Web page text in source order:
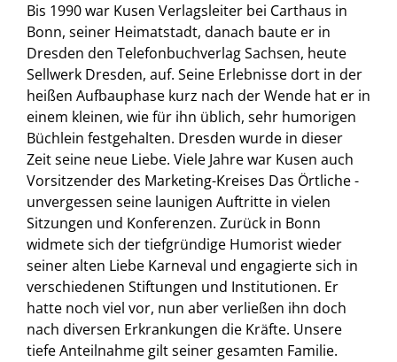
Bis 1990 war Kusen Verlagsleiter bei Carthaus in
Bonn, seiner Heimatstadt, danach baute er in
Dresden den Telefonbuchverlag Sachsen, heute
Sellwerk Dresden, auf. Seine Erlebnisse dort in der
heißen Aufbauphase kurz nach der Wende hat er in
einem kleinen, wie für ihn üblich, sehr humorigen
Büchlein festgehalten. Dresden wurde in dieser
Zeit seine neue Liebe. Viele Jahre war Kusen auch
Vorsitzender des Marketing-Kreises Das Örtliche -
unvergessen seine launigen Auftritte in vielen
Sitzungen und Konferenzen. Zurück in Bonn
widmete sich der tiefgründige Humorist wieder
seiner alten Liebe Karneval und engagierte sich in
verschiedenen Stiftungen und Institutionen. Er
hatte noch viel vor, nun aber verließen ihn doch
nach diversen Erkrankungen die Kräfte. Unsere
tiefe Anteilnahme gilt seiner gesamten Familie.